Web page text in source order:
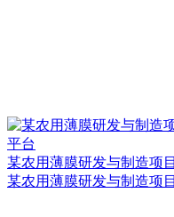
某农用薄膜研发与制造项
某农用薄膜研发与制造项